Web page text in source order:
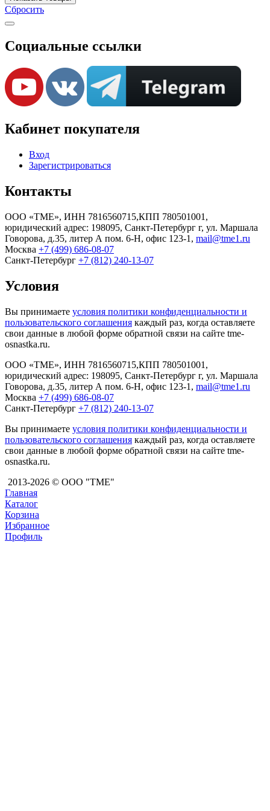
Сбросить
Социальные ссылки
Кабинет покупателя
Вход
Зарегистрироваться
Контакты
ООО «TME», ИНН 7816560715,КПП 780501001,
юридический адрес: 198095, Санкт-Петербург г, ул. Маршала
Говорова, д.35, литер А пом. 6-Н, офис 123-1, mail@tme1.ru
Москва +7 (499) 686-08-07
Санкт-Петербург +7 (812) 240-13-07
Условия
Вы принимаете условия политики конфиденциальности и
пользовательского соглашения каждый раз, когда оставляете
свои данные в любой форме обратной связи на сайте tme-
osnastka.ru.
ООО «TME», ИНН 7816560715,КПП 780501001,
юридический адрес: 198095, Санкт-Петербург г, ул. Маршала
Говорова, д.35, литер А пом. 6-Н, офис 123-1, mail@tme1.ru
Москва +7 (499) 686-08-07
Санкт-Петербург +7 (812) 240-13-07
Вы принимаете условия политики конфиденциальности и
пользовательского соглашения каждый раз, когда оставляете
свои данные в любой форме обратной связи на сайте tme-
osnastka.ru.
2013-2026 © ООО "ТМЕ"
Главная
Каталог
Корзина
Избранное
Профиль